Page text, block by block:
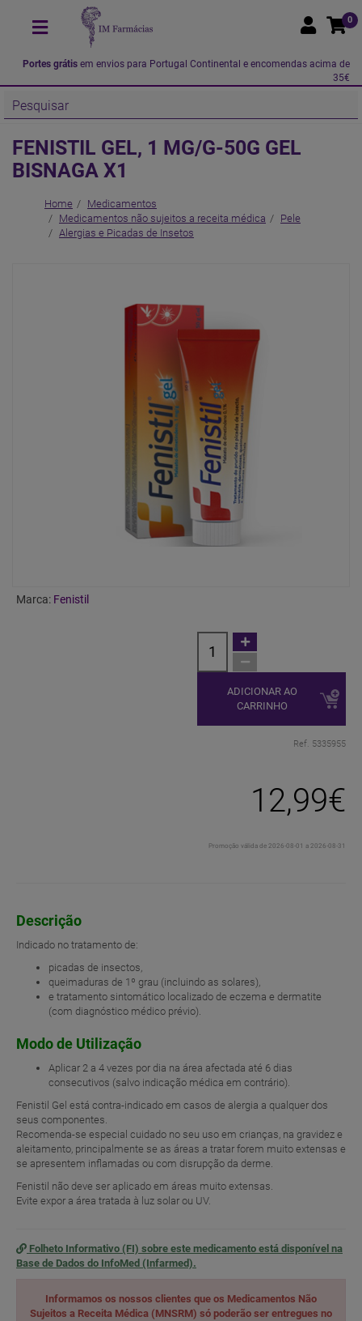
0
Portes grátis em envios para Portugal Continental e encomendas acima de
35€
FENISTIL GEL, 1 MG/G-50G GEL
BISNAGA X1
Home
Medicamentos
Medicamentos não sujeitos a receita médica
Pele
Alergias e Picadas de Insetos
Marca: Fenistil
ADICIONAR AO
CARRINHO
Ref. 5335955
12,99€
Promoção válida de 2026-08-01 a 2026-08-31
Descrição
Indicado no tratamento de:
picadas de insectos,
queimaduras de 1º grau (incluindo as solares),
e tratamento sintomático localizado de eczema e dermatite
(com diagnóstico médico prévio).
Modo de Utilização
Aplicar 2 a 4 vezes por dia na área afectada até 6 dias
consecutivos (salvo indicação médica em contrário).
Fenistil Gel está contra-indicado em casos de alergia a qualquer dos
seus componentes.
Recomenda-se especial cuidado no seu uso em crianças, na gravidez e
aleitamento, principalmente se as áreas a tratar forem muito extensas e
se apresentem inflamadas ou com disrupção da derme.
Fenistil não deve ser aplicado em áreas muito extensas.
Evite expor a área tratada à luz solar ou UV.
Folheto Informativo (FI) sobre este medicamento está disponível na
Base de Dados do InfoMed (Infarmed).
Informamos os nossos clientes que os Medicamentos Não
Sujeitos a Receita Médica (MNSRM) só poderão ser entregues no